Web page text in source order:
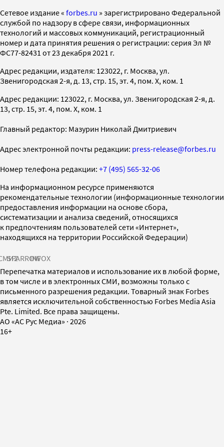
Cетевое издание « forbes.ru » зарегистрировано Федеральной
службой по надзору в сфере связи, информационных
технологий и массовых коммуникаций, регистрационный
номер и дата принятия решения о регистрации: серия Эл №
ФС77-82431 от 23 декабря 2021 г.
Адрес редакции, издателя: 123022, г. Москва, ул.
Звенигородская 2-я, д. 13, стр. 15, эт. 4, пом. X, ком. 1
Адрес редакции: 123022, г. Москва, ул. Звенигородская 2-я, д.
13, стр. 15, эт. 4, пом. X, ком. 1
Главный редактор: Мазурин Николай Дмитриевич
Адрес электронной почты редакции: press-release@forbes.ru
Номер телефона редакции: +7 (495) 565-32-06
На информационном ресурсе применяются
рекомендательные технологии (информационные технологии
предоставления информации на основе сбора,
систематизации и анализа сведений, относящихся
к предпочтениям пользователей сети «Интернет»,
находящихся на территории Российской Федерации)
SPARROWINFOX
Перепечатка материалов и использование их в любой форме,
в том числе и в электронных СМИ, возможны только с
письменного разрешения редакции. Товарный знак Forbes
является исключительной собственностью Forbes Media Asia
Pte. Limited. Все права защищены.
AO «АС Рус Медиа» · 2026
16+